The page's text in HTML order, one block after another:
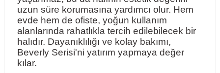
uzun süre korumasına yardımcı olur. Hem
evde hem de ofiste, yoğun kullanım
alanlarında rahatlıkla tercih edilebilecek bir
halıdır. Dayanıklılığı ve kolay bakımı,
Beverly Serisi'ni yatırım yapmaya değer
kılar.